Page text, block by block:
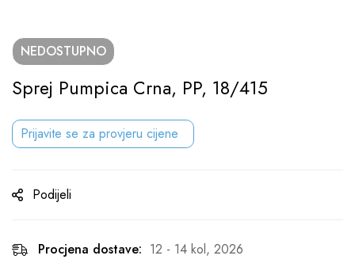
NEDOSTUPNO
Sprej Pumpica Crna, PP, 18/415
Prijavite se za provjeru cijene
Podijeli
Procjena dostave: 12 - 14 kol, 2026